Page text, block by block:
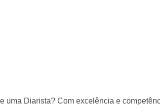
uma Diarista? Com excelência e